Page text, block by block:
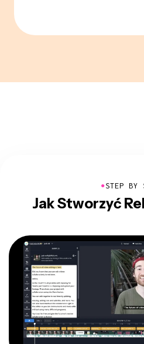
●STEP BY
Jak Stworzyć